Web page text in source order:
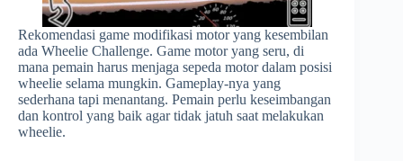
Rekomendasi game modifikasi motor yang kesembilan
ada Wheelie Challenge. Game motor yang seru, di
mana pemain harus menjaga sepeda motor dalam posisi
wheelie selama mungkin. Gameplay-nya yang
sederhana tapi menantang. Pemain perlu keseimbangan
dan kontrol yang baik agar tidak jatuh saat melakukan
wheelie.